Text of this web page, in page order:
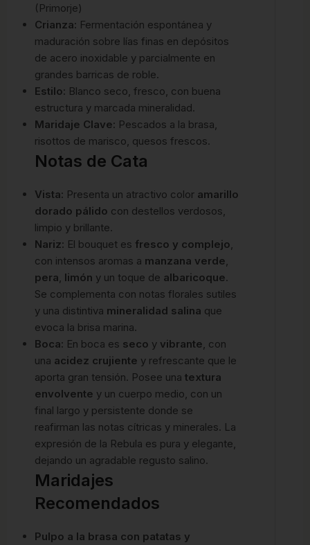
(Primorje)
Crianza: Fermentación espontánea y
maduración sobre lías finas en depósitos
de acero inoxidable y parcialmente en
grandes barricas de roble.
Estilo: Blanco seco, fresco, con buena
estructura y marcada mineralidad.
Maridaje Clave: Pescados a la brasa,
risottos de marisco, quesos frescos.
Notas de Cata
Vista: Presenta un atractivo color amarillo
dorado pálido con destellos verdosos,
limpio y brillante.
Nariz: El bouquet es fresco y complejo,
con intensos aromas a manzana verde,
pera, limón y un toque de albaricoque.
Se complementa con notas florales sutiles
y una distintiva mineralidad salina que
evoca la brisa marina.
Boca: En boca es seco y vibrante, con
una acidez crujiente y refrescante que le
aporta gran tensión. Posee una textura
envolvente y un cuerpo medio, con un
final largo y persistente donde se
reafirman las notas cítricas y minerales. La
expresión de la Rebula es pura y elegante,
dejando un agradable regusto salino.
Maridajes
Recomendados
Pulpo a la brasa con patatas y